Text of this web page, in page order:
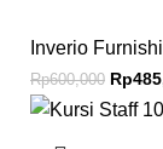
Inverio
Rp600,000 Rp